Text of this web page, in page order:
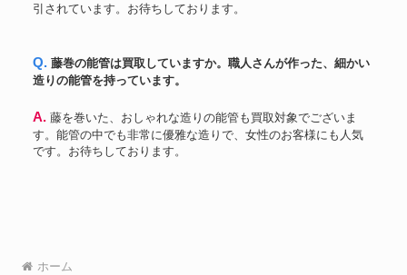
引されています。お待ちしております。
Q. 藤巻の能管は買取していますか。職人さんが作った、細かい
造りの能管を持っています。
A. 藤を巻いた、おしゃれな造りの能管も買取対象でございま
す。能管の中でも非常に優雅な造りで、女性のお客様にも人気
です。お待ちしております。
ホーム